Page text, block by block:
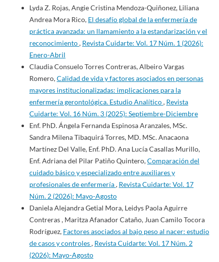
Lyda Z. Rojas, Angie Cristina Mendoza-Quiñonez, Liliana
Andrea Mora Rico, El desafío global de la enfermería de
práctica avanzada: un llamamiento a la estandarización y el
reconocimiento, Revista Cuidarte: Vol. 17 Núm. 1 (2026):
Enero-Abril
Claudia Consuelo Torres Contreras, Albeiro Vargas
Romero,Calidad de vida y factores asociados en personas
mayores institucionalizadas: implicaciones para la
enfermería gerontológica. Estudio Analítico, Revista
Cuidarte: Vol. 16 Núm. 3 (2025): Septiembre-Diciembre
Enf. PhD. Ángela Fernanda Espinosa Aranzales, MSc.
Sandra Milena Tibaquirá Torres, MD. MSc. Anacaona
Martínez Del Valle, Enf. PhD. Ana Lucía Casallas Murillo,
Enf. Adriana del Pilar Patiño Quintero,Comparación del
cuidado básico y especializado entre auxiliares y
profesionales de enfermería, Revista Cuidarte: Vol. 17
Núm. 2 (2026): Mayo-Agosto
Daniela Alejandra Getial Mora, Leidys Paola Aguirre
Contreras , Maritza Afanador Cataño, Juan Camilo Tocora
Rodríguez, Factores asociados al bajo peso al nacer: estudio
de casos y controles, Revista Cuidarte: Vol. 17 Núm. 2
(2026): Mayo-Agosto